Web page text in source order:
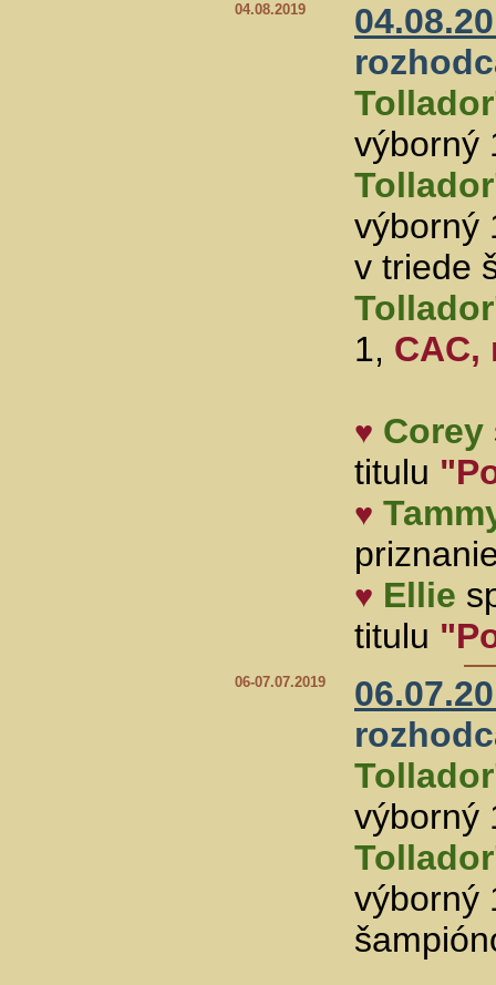
04.08.2019
výborný
výborný
v triede
1, CAC,
♥ Corey
titulu
♥
♥ Ellie
titulu
06-07.07.2019
výborný
výborný